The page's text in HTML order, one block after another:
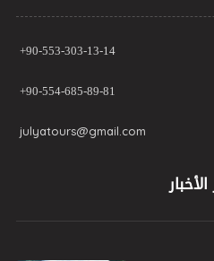
+90-553-303-13-14
+90-554-685-89-81
julyatours@gmail.com